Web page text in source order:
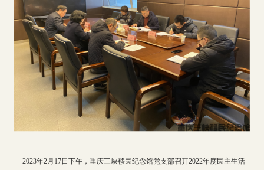
2023年2月17日下午，重庆三峡移民纪念馆党支部召开2022年度民主生活